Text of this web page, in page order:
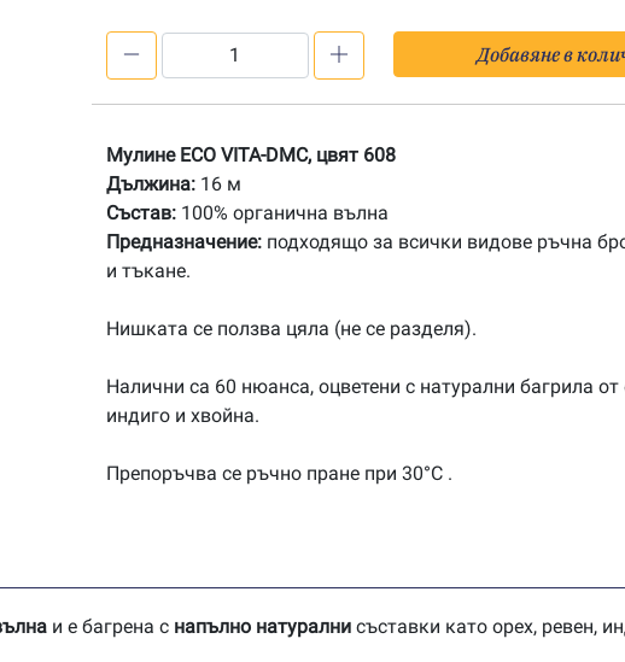
Органично
мулине
ECO
VITA-
DMC
Добавяне в
Мулине ECO VITA-DMC, цвят 608
Дължина: 16 м
Състав: 100% органична вълна
Предназначение: подходящо за всички видове ръчна
и тъкане.
Нишката се ползва цяла (не се разделя).
Налични са 60 нюанса, оцветени с натурални багрила от
индиго и хвойна.
Препоръчва се ръчно пране при 30°C .
и е багрена с напълно натурални съставки като орех, ревен,